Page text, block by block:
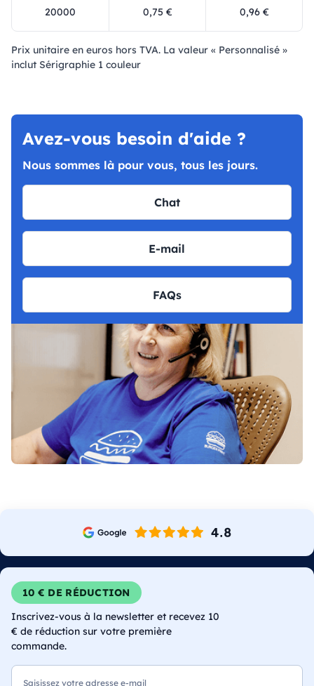
20000 0,75 € 0,96 €
Prix ​​unitaire en euros hors TVA. La valeur « Personnalisé »
inclut Sérigraphie 1 couleur
Avez-vous besoin d'aide ?
Nous sommes là pour vous, tous les jours.
Chat
E-mail
FAQs
10 € DE RÉDUCTION
Inscrivez-vous à la newsletter et recevez 10
€ de réduction sur votre première
commande.
E-mail